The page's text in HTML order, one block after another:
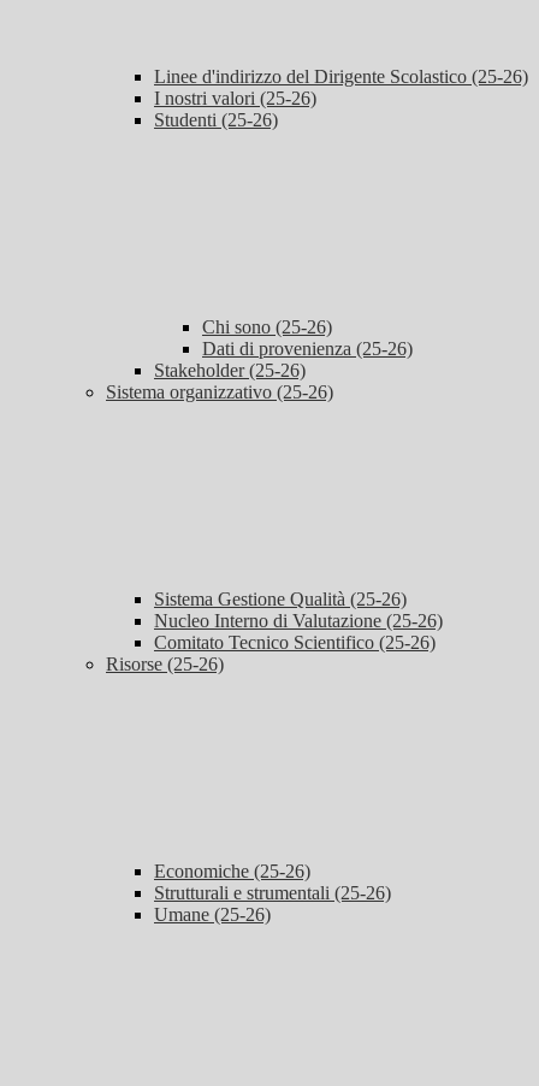
Linee d'indirizzo del Dirigente Scolastico (25-26)
I nostri valori (25-26)
Studenti (25-26)
Chi sono (25-26)
Dati di provenienza (25-26)
Stakeholder (25-26)
Sistema organizzativo (25-26)
Sistema Gestione Qualità (25-26)
Nucleo Interno di Valutazione (25-26)
Comitato Tecnico Scientifico (25-26)
Risorse (25-26)
Economiche (25-26)
Strutturali e strumentali (25-26)
Umane (25-26)